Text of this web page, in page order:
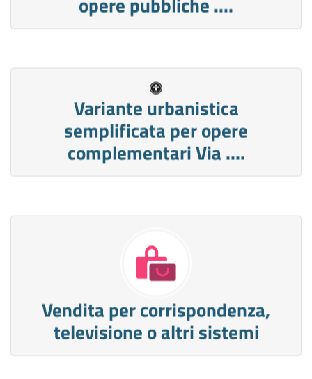
Variante urbanistica
semplificata per opere
complementari Via ....
Vendita per corrispondenza,
televisione o altri sistemi